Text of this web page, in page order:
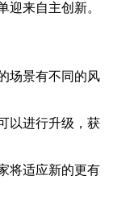
来自主创新。
场景有不同的风
以进行升级，获
将适应新的更有